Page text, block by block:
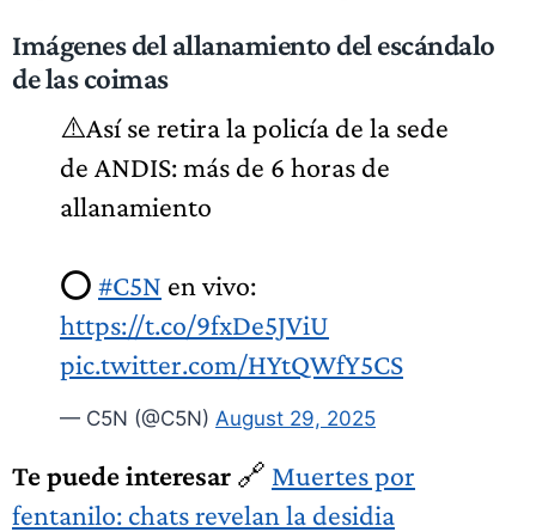
Imágenes del allanamiento del escándalo
de las coimas
⚠️Así se retira la policía de la sede
de ANDIS: más de 6 horas de
allanamiento
⭕ #C5N en vivo:
https://t.co/9fxDe5JViU
pic.twitter.com/HYtQWfY5CS
— C5N (@C5N) August 29, 2025
Te puede interesar 🔗 Muertes por
fentanilo: chats revelan la desidia